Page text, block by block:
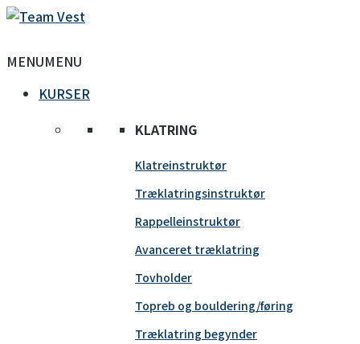
MENUMENU
KURSER
KLATRING
Klatreinstruktør
Træklatringsinstruktør
Rappelleinstruktør
Avanceret træklatring
Tovholder
Topreb og bouldering/føring
Træklatring begynder